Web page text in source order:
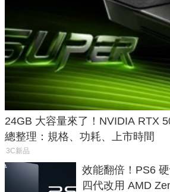
24GB 大容量來了！NVIDIA RTX
總整理：規格、功耗、上市時間
3C新品
效能翻倍！PS6
四代改用 AMD